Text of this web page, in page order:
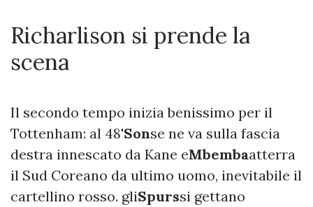
Richarlison si prende la
scena
Il secondo tempo inizia benissimo per il
Tottenham: al 48'Sonse ne va sulla fascia
destra innescato da Kane eMbembaatterra
il Sud Coreano da ultimo uomo, inevitabile il
cartellino rosso. gliSpurssi gettano